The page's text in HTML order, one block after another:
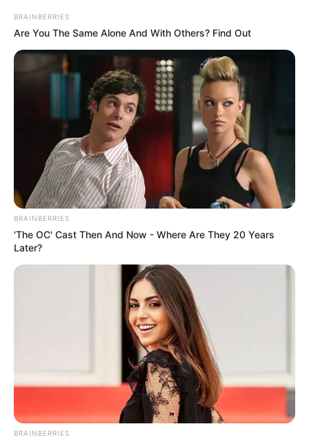
BRAINBERRIES
Are You The Same Alone And With Others? Find Out
BRAINBERRIES
'The OC' Cast Then And Now - Where Are They 20 Years
Later?
BRAINBERRIES